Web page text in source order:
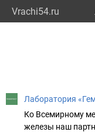
Vrachi54.ru
Лаборатория
Ко Всемирному
железы наш